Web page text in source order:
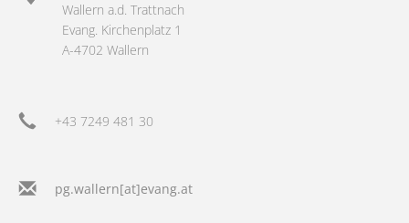
Wallern a.d. Trattnach
Evang. Kirchenplatz 1
A-4702 Wallern
+43 7249 481 30
pg.wallern[at]evang.at